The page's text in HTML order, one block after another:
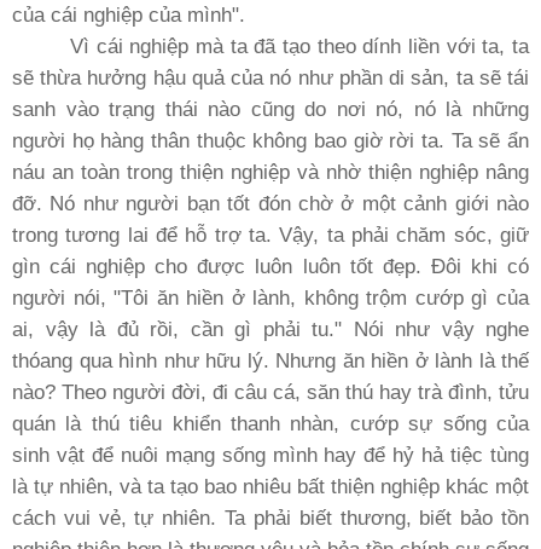
của cái nghiệp của mình".
Vì cái nghiệp mà ta đã tạo theo dính liền với ta, ta
sẽ thừa hưởng hậu quả của nó như phần di sản, ta sẽ tái
sanh vào trạng thái nào cũng do nơi nó, nó là những
người họ hàng thân thuộc không bao giờ rời ta. Ta sẽ ẩn
náu an toàn trong thiện nghiệp và nhờ thiện nghiệp nâng
đỡ. Nó như người bạn tốt đón chờ ở một cảnh giới nào
trong tương lai để hỗ trợ ta. Vậy, ta phải chăm sóc, giữ
gìn cái nghiệp cho được luôn luôn tốt đẹp. Ðôi khi có
người nói, "Tôi ăn hiền ở lành, không trộm cướp gì của
ai, vậy là đủ rồi, cần gì phải tu." Nói như vậy nghe
thóang qua hình như hữu lý. Nhưng ăn hiền ở lành là thế
nào? Theo người đời, đi câu cá, săn thú hay trà đình, tửu
quán là thú tiêu khiển thanh nhàn, cướp sự sống của
sinh vật để nuôi mạng sống mình hay để hỷ hả tiệc tùng
là tự nhiên, và ta tạo bao nhiêu bất thiện nghiệp khác một
cách vui vẻ, tự nhiên. Ta phải biết thương, biết bảo tồn